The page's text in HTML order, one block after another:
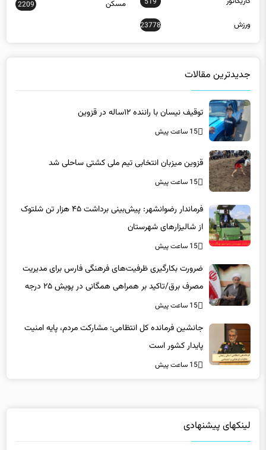
ورزش 23778
توقیف نیسان با راننده ۱۲ساله در قزوین
15 ساعت پیش
15 ساعت پیش
از شالیزارهای شهرستان
15 ساعت پیش
ضرورت بکارگیری ظرفیت‌های فرهنگی فارس برای مدیریت
مصرف برق/تاکید بر همراهی همگانی در پویش ۲۵ درجه
15 ساعت پیش
جانشین فرمانده کل انتظامی: مشارکت مردم، پایه امنیت
پایدار کشور است
15 ساعت پیش
فاماسرور | دانلود رایگان نرم افزار